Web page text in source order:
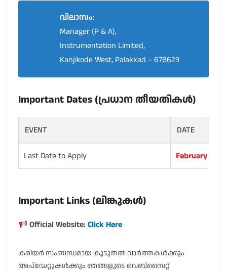
വിലാസം:
Manager (P & A),
Instrumentation Limited,
Kanjikode West, Palakkad – 678623
Important Dates (പ്രധാന തീയതികൾ)
EVENT DATE
Last Date to Apply February 9
Important Links (ലിങ്കുകൾ)
Official Website: Click Here
കരിയർ സംബന്ധമായ കൂടുതൽ വാർത്തകൾക്കും
അപ്ഡേറ്റുകൾക്കും ഞങ്ങളുടെ വെബ്സൈറ്റ്